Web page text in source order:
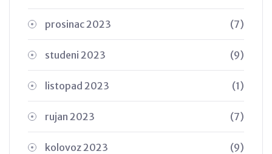
prosinac 2023 (7)
studeni 2023 (9)
listopad 2023 (1)
rujan 2023 (7)
kolovoz 2023 (9)